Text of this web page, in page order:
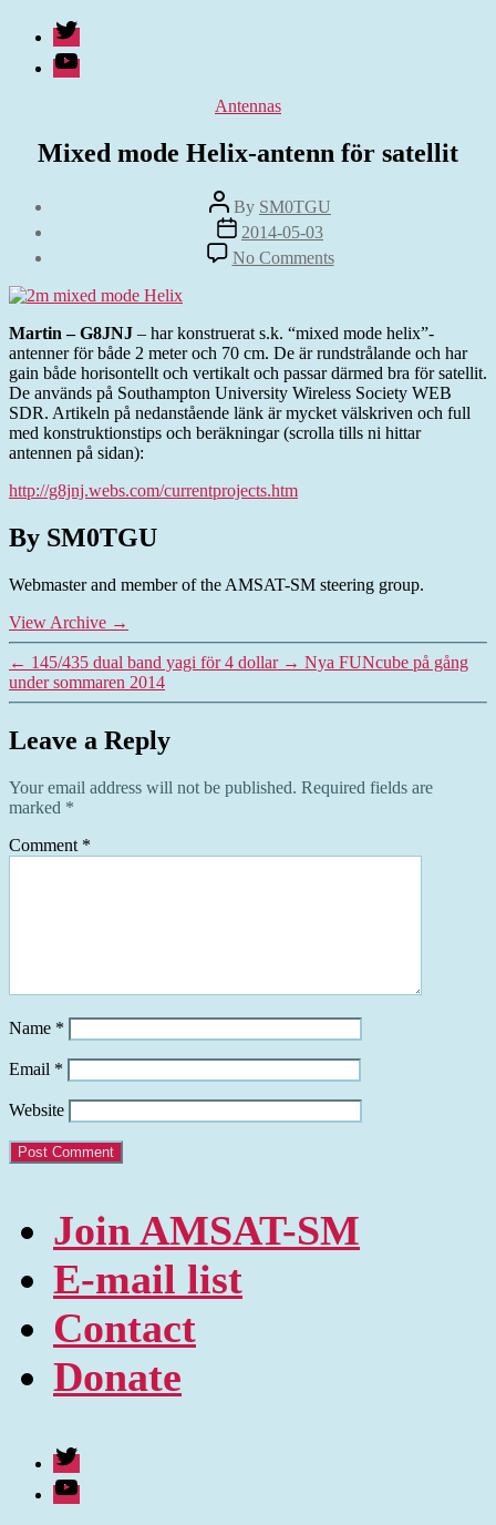
Twitter
Youtube
Categories
Antennas
Mixed mode Helix-antenn för satellit
Post
author
By SM0TGU
Post
date
2014-05-03
No Commentson
Mixed
antenn
för
satellit
Martin – G8JNJ – har konstruerat s.k. “mixed mode helix”-
antenner för både 2 meter och 70 cm. De är rundstrålande och har
gain både horisontellt och vertikalt och passar därmed bra för satellit.
De används på Southampton University Wireless Society WEB
SDR. Artikeln på nedanstående länk är mycket välskriven och full
med konstruktionstips och beräkningar (scrolla tills ni hittar
antennen på sidan):
http://g8jnj.webs.com/currentprojects.htm
By SM0TGU
Webmaster and member of the AMSAT-SM steering group.
View Archive →
← 145/435 dual band yagi för 4 dollar → Nya FUNcube på gång
under sommaren 2014
Leave a Reply
Your email address will not be published. Required fields are
marked *
Comment *
Name *
Email *
Website
Join AMSAT-SM
E-mail list
Contact
Donate
Twitter
Youtube